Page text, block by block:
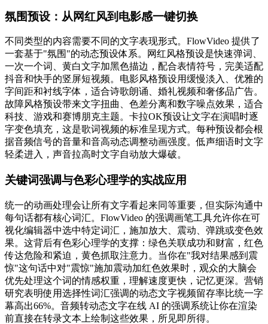
氛围预设：从网红风到电影感一键切换
不同类型的内容需要不同的文字表现形式。FlowVideo 提供了
一套基于"氛围"的动态预设体系。网红风格预设是快速弹词、
一次一个词、黄白文字加黑色描边，配合表情符号，完美适配
抖音和快手的竖屏短视频。电影风格预设用缓慢淡入、优雅的
字间距和衬线字体，适合诗歌朗诵、婚礼视频和奢侈品广告。
故障风格预设带来文字扭曲、色差分离和数字噪点效果，适合
科技、游戏和赛博朋克主题。卡拉OK预设让文字在演唱时逐
字变色填充，这是歌词视频的标准呈现方式。每种预设都会根
据音频信号的音量和音高动态调整动画强度。低声细语时文字
轻柔进入，声音拉高时文字自动放大爆破。
关键词强调与色彩心理学的实战应用
统一的动画处理会让所有文字看起来同等重要，但实际沟通中
每句话都有核心词汇。FlowVideo 的强调画笔工具允许你在可
视化编辑器中选中特定词汇，施加放大、震动、弹跳或变色效
果。这背后有色彩心理学的支撑：绿色关联成功和财富，红色
传达危险和紧迫，黄色抓取注意力。当你在"我对结果感到震
惊"这句话中对"震惊"施加震动加红色效果时，观众的大脑会
优先处理这个词的情感权重，理解速度更快，记忆更深。营销
研究表明使用选择性词汇强调的动态文字视频留存率比统一字
幕高出66%。音频转动态文字在线 AI 的强调系统让你在渲染
前直接在转录文本上绘制这些效果，所见即所得。